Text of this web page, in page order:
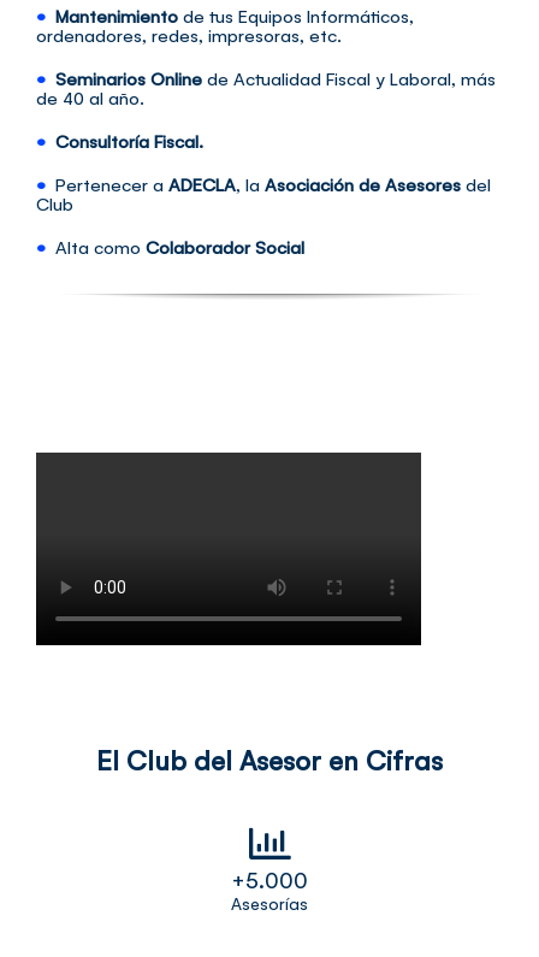
• Mantenimiento de tus Equipos Informáticos,
ordenadores, redes, impresoras, etc.
• Seminarios Online de Actualidad Fiscal y Laboral, más
de 40 al año.
• Consultoría Fiscal.
• Pertenecer a ADECLA, la Asociación de Asesores del
Club
• Alta como Colaborador Social
El Club del Asesor en Cifras
+5.000
Asesorías